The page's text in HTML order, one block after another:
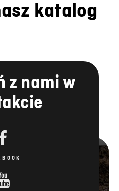
katalog
z nami w